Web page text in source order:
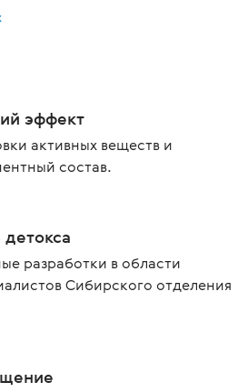
эффект
активных веществ и
состав.
разработки в области
Сибирского отделения